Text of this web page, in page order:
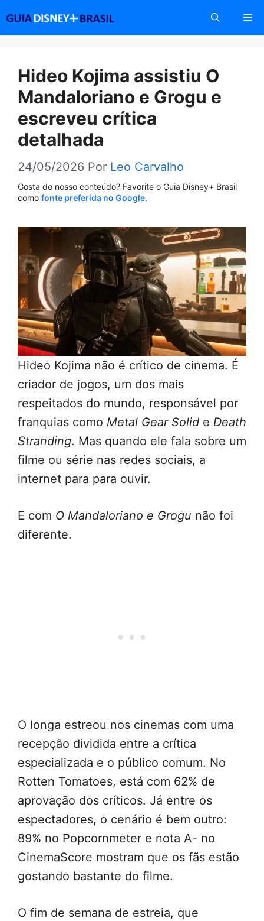
conteúdo
Hideo Kojima assistiu O
Mandaloriano e Grogu e
escreveu crítica
detalhada
24/05/2026 Por Leo Carvalho
Gosta do nosso conteúdo? Favorite o Guia Disney+ Brasil
como fonte preferida no Google.
Hideo Kojima não é crítico de cinema. É
criador de jogos, um dos mais
respeitados do mundo, responsável por
franquias como Metal Gear Solid e Death
Stranding. Mas quando ele fala sobre um
filme ou série nas redes sociais, a
internet para para ouvir.
E com O Mandaloriano e Grogu não foi
diferente.
O longa estreou nos cinemas com uma
recepção dividida entre a crítica
especializada e o público comum. No
Rotten Tomatoes, está com 62% de
aprovação dos críticos. Já entre os
espectadores, o cenário é bem outro:
89% no Popcornmeter e nota A- no
CinemaScore mostram que os fãs estão
gostando bastante do filme.
O fim de semana de estreia, que